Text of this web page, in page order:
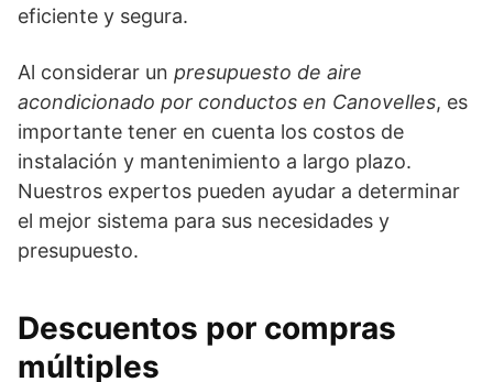
eficiente y segura.
Al considerar un presupuesto de aire
acondicionado por conductos en Canovelles, es
importante tener en cuenta los costos de
instalación y mantenimiento a largo plazo.
Nuestros expertos pueden ayudar a determinar
el mejor sistema para sus necesidades y
presupuesto.
Descuentos por compras
múltiples